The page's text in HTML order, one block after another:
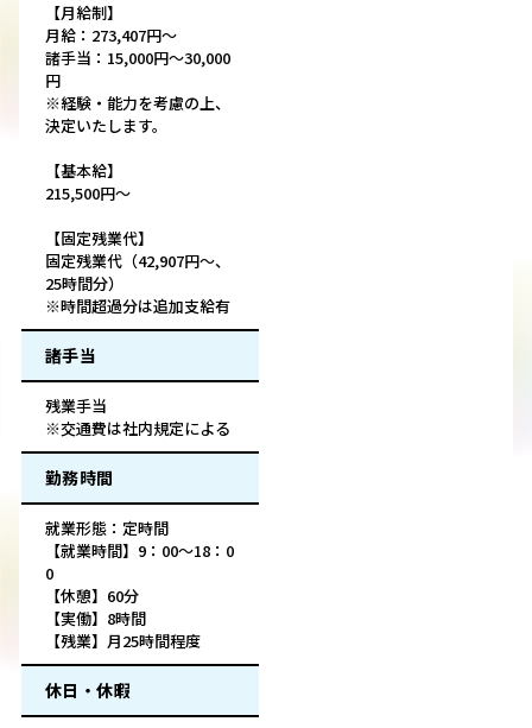
【月給制】
月給：273,407円～
諸手当：15,000円～30,000
円
※経験・能力を考慮の上、
決定いたします。
【基本給】
215,500円～
【固定残業代】
固定残業代（42,907円～、
25時間分）
※時間超過分は追加支給有
諸手当
残業手当
※交通費は社内規定による
勤務時間
就業形態：定時間
【就業時間】9：00～18：0
0
【休憩】60分
【実働】8時間
【残業】月25時間程度
休日・休暇